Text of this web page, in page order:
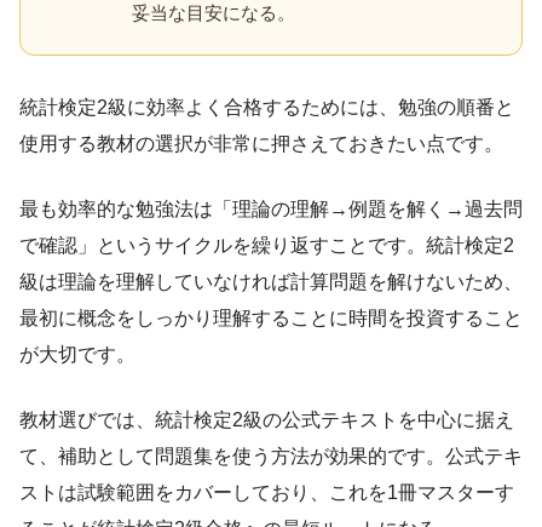
妥当な目安になる。
統計検定2級に効率よく合格するためには、勉強の順番と
使用する教材の選択が非常に押さえておきたい点です。
最も効率的な勉強法は「理論の理解→例題を解く→過去問
で確認」というサイクルを繰り返すことです。統計検定2
級は理論を理解していなければ計算問題を解けないため、
最初に概念をしっかり理解することに時間を投資すること
が大切です。
教材選びでは、統計検定2級の公式テキストを中心に据え
て、補助として問題集を使う方法が効果的です。公式テキ
ストは試験範囲をカバーしており、これを1冊マスターす